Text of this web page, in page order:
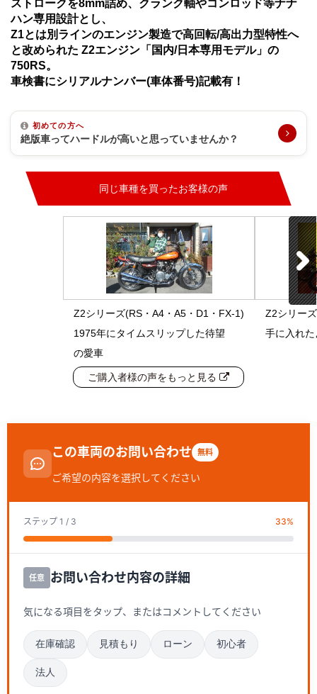
ストロークを8mm詰め、クランク軸やコンロッド等ナナ
ハン専用設計とし、
Z1とは別ラインのエンジン製造で高回転/高出力型特性へ
と改められた Z2エンジン「国内/日本専用モデル」の
750RS。
車検書にシリアルナンバー(車体番号)記載有！
初めての方へ
絶版車ってハードルが高いと思っていませんか？
同じ車種を買ったお客様の声
Z2シリーズ(RS・A4・A5・D1・FX-1)
1975年にタイムスリップした待望
の愛車
Z2シリー
手に入れ
ご購入者様の声をもっと見る
この車両のお問い合わせ 無料
ご希望の内容を選択してください
ステップ 1 / 3 33%
任意 お問い合わせ内容の詳細
気になる項目をタップ、またはコメントしてください
在庫確認 見積もり ローン 初心者
法人